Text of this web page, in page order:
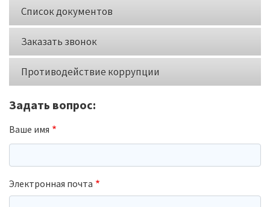
Список документов
Заказать звонок
Противодействие коррупции
Задать вопрос:
Ваше имя
Электронная почта